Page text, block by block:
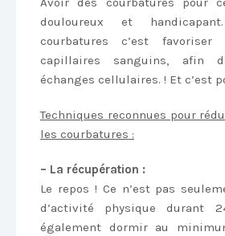
douloureux et
courbatures c’est favoriser
capillaires sanguins, afin
échanges cellulaires. ! Et c’est
Techniques reconnues pour
les courbatures :
– La récupération :
Le repos ! Ce n’est pas
d’activité physique durant
également dormir au